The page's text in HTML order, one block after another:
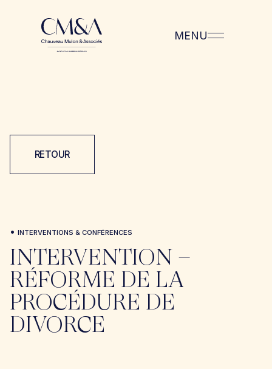
MENU
RETOUR
• INTERVENTIONS & CONFÉRENCES
INTERVENTION –
RÉFORME DE LA
PROCÉDURE DE
DIVORCE